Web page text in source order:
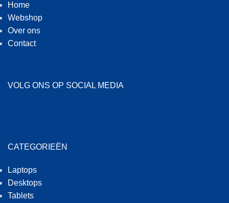
Home
Webshop
Over ons
Contact
VOLG ONS OP SOCIAL MEDIA
CATEGORIEËN
Laptops
Desktops
Tablets